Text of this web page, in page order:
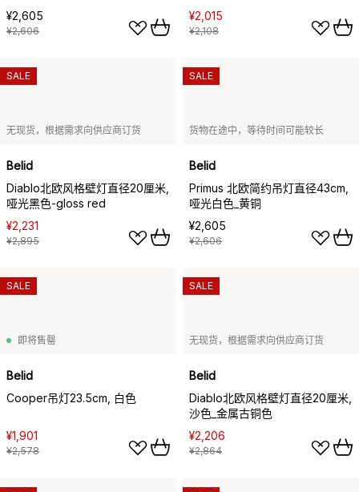
¥2,605
¥2,606
¥2,015
¥2,108
无现货，根据需求向供应商订货
Belid
Diablo北欧风格壁灯直径20厘米,
哑光黑色-gloss red
¥2,231
¥2,895
SALE
货物在途中，等待时间可能较长
Belid
Primus 北欧简约吊灯直径43cm,
哑光白色_黄铜
¥2,605
¥2,606
SALE
即将售罄
Belid
Cooper吊灯23.5cm, 白色
¥1,901
¥2,578
SALE
无现货，根据需求向供应商订货
Belid
Diablo北欧风格壁灯直径20厘米,
沙色_金属古铜色
¥2,206
¥2,864
SALE